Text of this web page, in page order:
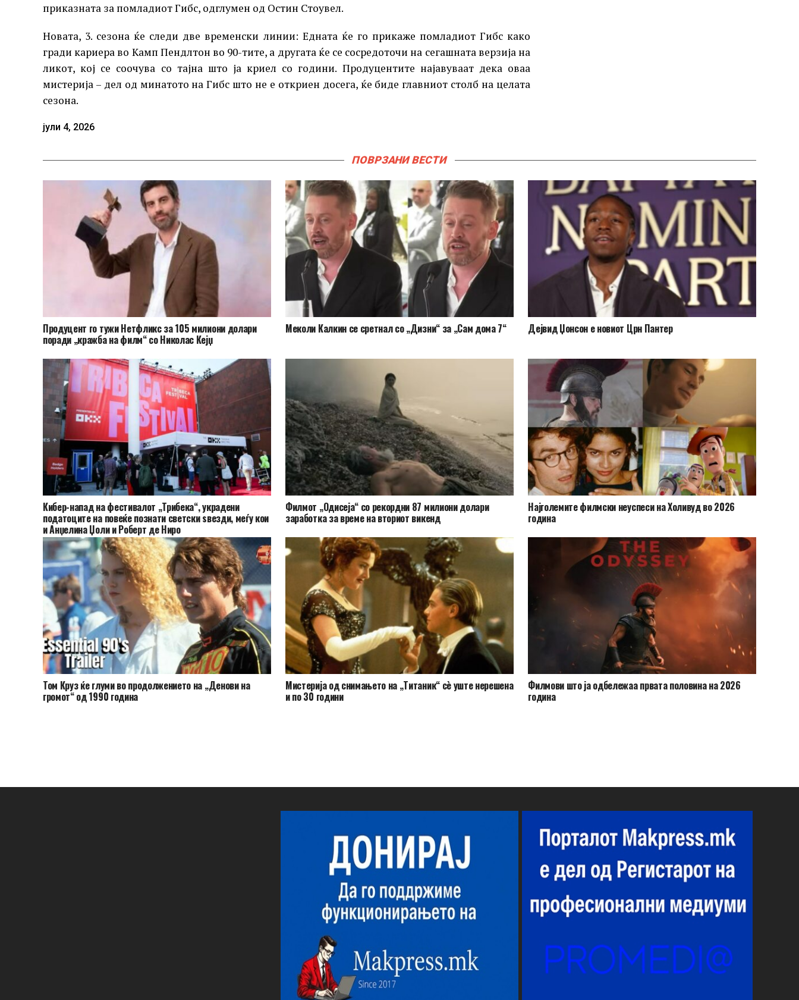
приказната за помладиот Гибс, одглумен од Остин Стоувел.
Новата, 3. сезона ќе следи две временски линии: Едната ќе го прикаже помладиот Гибс како
гради кариера во Камп Пендлтон во 90-тите, а другата ќе се сосредоточи на сегашната верзија на
ликот, кој се соочува со тајна што ја криел со години. Продуцентите најавуваат дека оваа
мистерија – дел од минатото на Гибс што не е откриен досега, ќе биде главниот столб на целата
сезона.
јули 4, 2026
ПОВРЗАНИ ВЕСТИ
Продуцент го тужи Нетфликс за 105 милиони долари
поради „кражба на филм“ со Николас Кејџ
Меколи Калкин се сретнал со „Дизни“ за „Сам дома 7“ Дејвид Џонсон е новиот Црн Пантер
Кибер-напад на фестивалот „Трибека“, украдени
податоците на повеќе познати светски ѕвезди, меѓу кои
и Анџелина Џоли и Роберт де Ниро
Филмот „Одисеја“ со рекордни 87 милиони долари
заработка за време на вториот викенд
Најголемите филмски неуспеси на Холивуд во 2026
година
Том Круз ќе глуми во продолжението на „Денови на
громот“ од 1990 година
Мистерија од снимањето на „Титаник“ сè уште нерешена
и по 30 години
Филмови што ја одбележаа првата половина на 2026
година